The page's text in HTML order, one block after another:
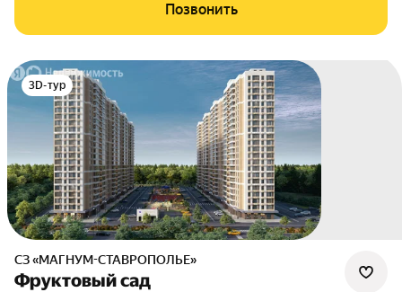
Позвонить
3D-тур
СЗ «МАГНУМ-СТАВРОПОЛЬЕ»
Фруктовый сад